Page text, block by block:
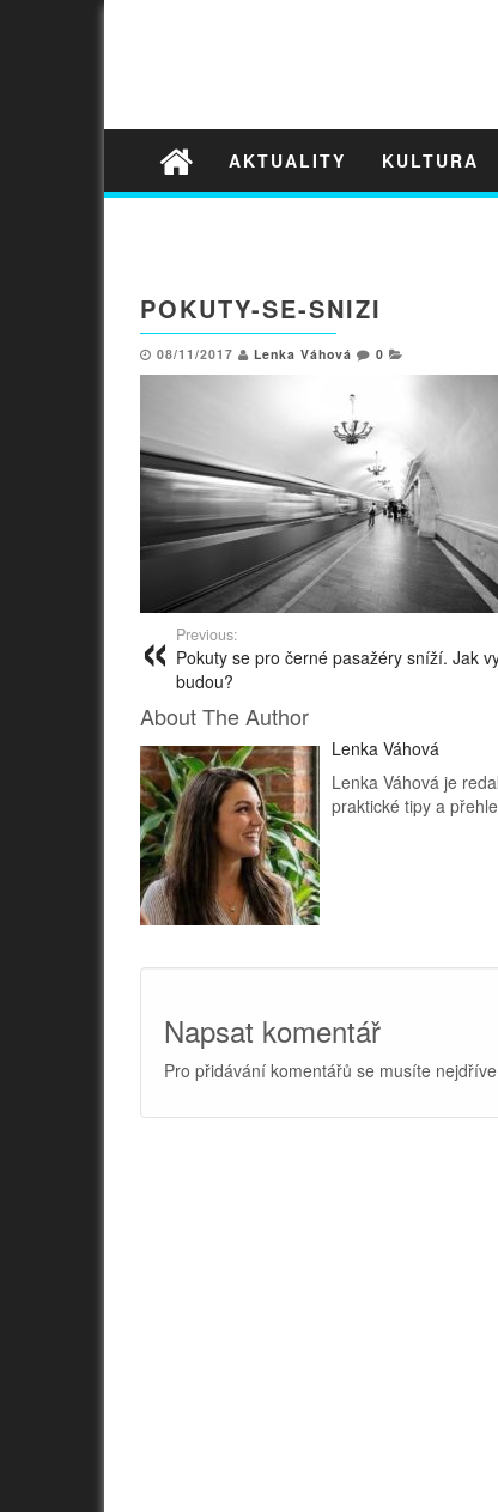
AKTUALITY KULTURA
POKUTY-SE-SNIZI
08/11/2017 Lenka Váhová 0
Previous:
Pokuty se pro černé pasažéry sníží. Jak
budou?
About The Author
Lenka Váhová
Lenka Váhová je
praktické tipy a
Napsat komentář
Pro přidávání komentářů se musíte nejdříve